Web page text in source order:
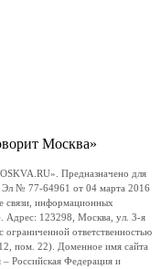
Москва»
Предназначено для
Эл № 77-64961 от 04 марта 2016
связи, информационных
Адрес: 123298, Москва, ул. 3-я
ответственностью
пом. 22). Доменное имя сайта
Российская Федерация и